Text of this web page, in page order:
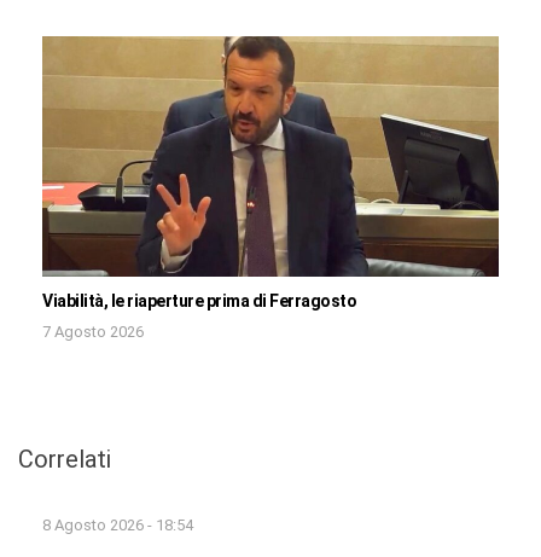
Viabilità, le riaperture prima di Ferragosto
7 Agosto 2026
Correlati
8 Agosto 2026 - 18:54